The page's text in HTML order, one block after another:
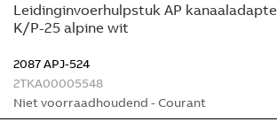
Leidinginvoerhulpstuk AP
K/P-25 alpine wit
2087 APJ-524
2TKA00005548
Niet voorraadhoudend - Courant